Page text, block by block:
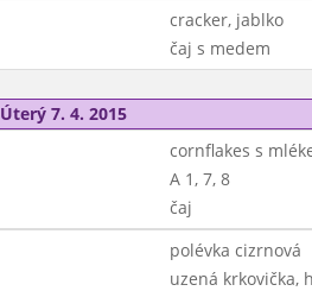
cracker, jablko
čaj s medem
Úterý 7. 4. 2015
cornflakes s
A 1, 7, 8
čaj
polévka cizrnová
uzená krkovička,